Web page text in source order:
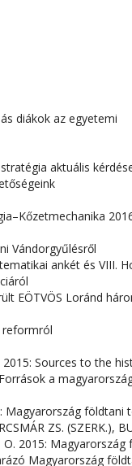
diákok az egyetemi
aktuális
Vándorgyűlésről
ankét és VIII.
EÖTVÖS Loránd
reformról
Sources to the
a
Magyarország földtani
ZS. (SZERK.),
O. 2015: Magyarország
Magyarország